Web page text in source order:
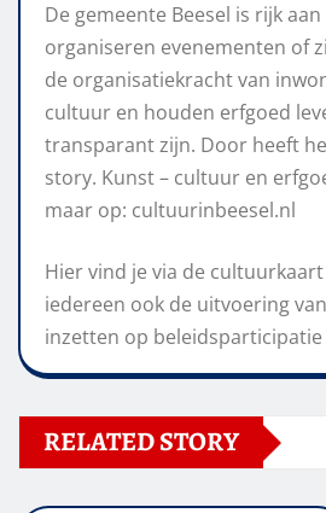
De gemeente Beesel is rijk
organiseren evenementen of
de organisatiekracht van
cultuur en houden erfgoed
transparant zijn. Door heeft
story. Kunst – cultuur en
maar op: cultuurinbeesel.nl
Hier vind je via de
iedereen ook de uitvoering
inzetten op
RELATED STORY